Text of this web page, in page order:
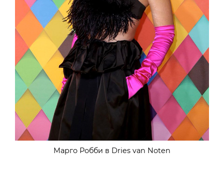
Марго Робби в Dries van Noten